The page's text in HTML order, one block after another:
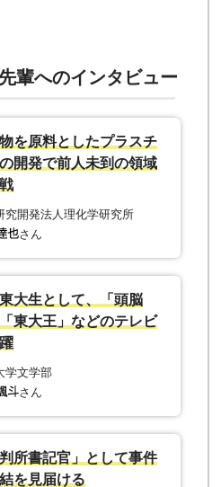
輩へのインタビュー
を原料としたプラスチ
開発で前人未到の領域
究開発法人理化学研究所
さん
大生として、「頭脳
東大王」などのテレビ
学文学部
さん
判所書記官」として事件
を見届ける